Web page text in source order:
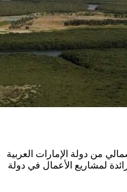
من دولة الإمارات العربية
لمشاريع الأعمال في دولة